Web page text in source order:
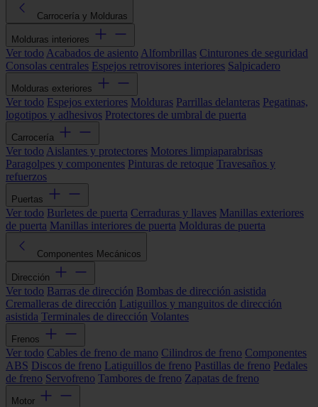
Carrocería y Molduras
Molduras interiores
Ver todo Acabados de asiento Alfombrillas Cinturones de seguridad
Consolas centrales Espejos retrovisores interiores Salpicadero
Molduras exteriores
Ver todo Espejos exteriores Molduras Parrillas delanteras Pegatinas,
logotipos y adhesivos Protectores de umbral de puerta
Carrocería
Ver todo Aislantes y protectores Motores limpiaparabrisas
Paragolpes y componentes Pinturas de retoque Travesaños y
refuerzos
Puertas
Ver todo Burletes de puerta Cerraduras y llaves Manillas exteriores
de puerta Manillas interiores de puerta Molduras de puerta
Componentes Mecánicos
Dirección
Ver todo Barras de dirección Bombas de dirección asistida
Cremalleras de dirección Latiguillos y manguitos de dirección
asistida Terminales de dirección Volantes
Frenos
Ver todo Cables de freno de mano Cilindros de freno Componentes
ABS Discos de freno Latiguillos de freno Pastillas de freno Pedales
de freno Servofreno Tambores de freno Zapatas de freno
Motor